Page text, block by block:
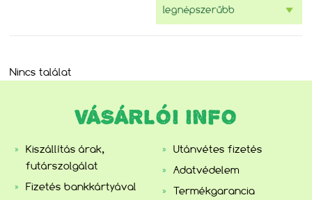
Nincs találat
VÁSÁRLÓI INFO
Kiszállítás árak,
futárszolgálat
Fizetés bankkártyával
Utánvétes fizetés
Adatvédelem
Termékgarancia